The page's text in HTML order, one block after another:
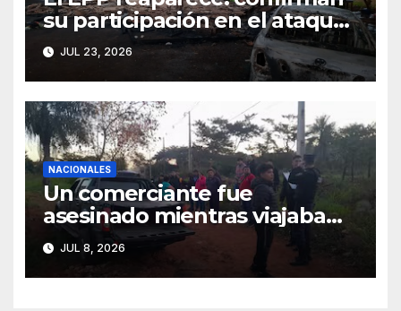
su participación en el ataque
de Canindeyú
JUL 23, 2026
NACIONALES
Un comerciante fue
asesinado mientras viajaba
junto a su hija de 4 años
JUL 8, 2026